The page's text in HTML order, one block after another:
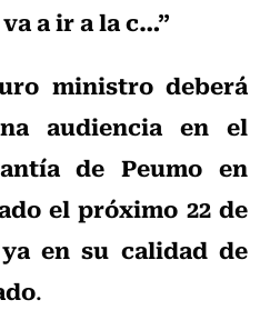
a ir a la c…”
ministro deberá
audiencia en el
de Peumo en
el próximo 22 de
en su calidad de
.